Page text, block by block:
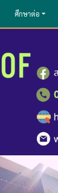
ศึกษาต่อ